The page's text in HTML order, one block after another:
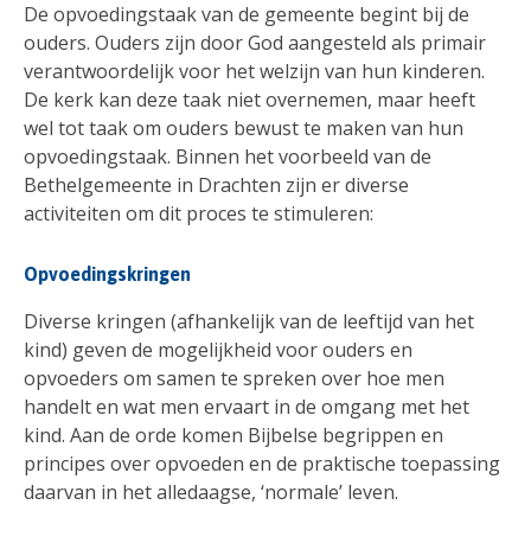
De opvoedingstaak van de gemeente begint bij de
ouders. Ouders zijn door God aangesteld als primair
verantwoordelijk voor het welzijn van hun kinderen.
De kerk kan deze taak niet overnemen, maar heeft
wel tot taak om ouders bewust te maken van hun
opvoedingstaak. Binnen het voorbeeld van de
Bethelgemeente in Drachten zijn er diverse
activiteiten om dit proces te stimuleren:
Opvoedingskringen
Diverse kringen (afhankelijk van de leeftijd van het
kind) geven de mogelijkheid voor ouders en
opvoeders om samen te spreken over hoe men
handelt en wat men ervaart in de omgang met het
kind. Aan de orde komen Bijbelse begrippen en
principes over opvoeden en de praktische toepassing
daarvan in het alledaagse, ‘normale’ leven.